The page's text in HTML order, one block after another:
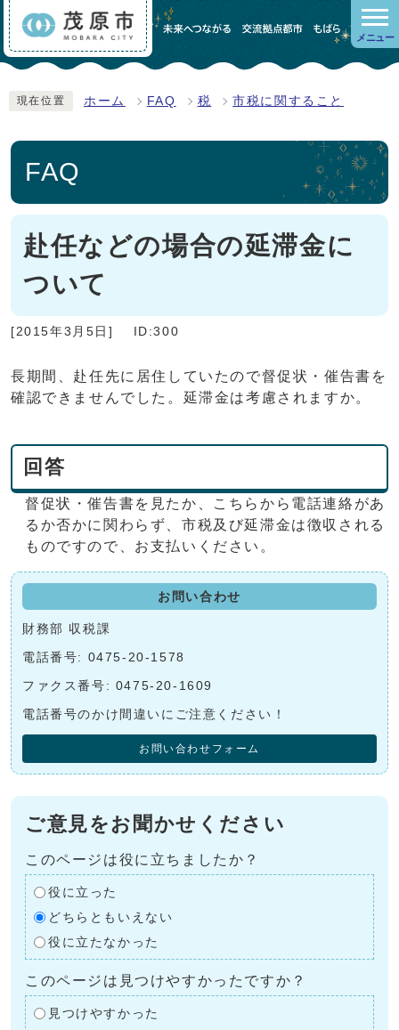
メニュー
現在位置 ホーム FAQ 税 市税に関すること
FAQ
赴任などの場合の延滞金に
ついて
[2015年3月5日] ID:300
長期間、赴任先に居住していたので督促状・催告書を
確認できませんでした。延滞金は考慮されますか。
回答
督促状・催告書を見たか、こちらから電話連絡があ
るか否かに関わらず、市税及び延滞金は徴収される
ものですので、お支払いください。
お問い合わせ
財務部 収税課
電話番号: 0475-20-1578
ファクス番号: 0475-20-1609
電話番号のかけ間違いにご注意ください！
お問い合わせフォーム
ご意見をお聞かせください
このページは役に立ちましたか？
役に立った
どちらともいえない
役に立たなかった
このページは見つけやすかったですか？
見つけやすかった